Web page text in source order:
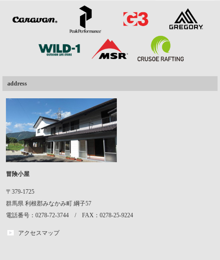
address
冒険小屋
〒379-1725
群馬県 利根郡みなかみ町 綱子57
電話番号：0278-72-3744 / FAX：0278-25-9224
アクセスマップ